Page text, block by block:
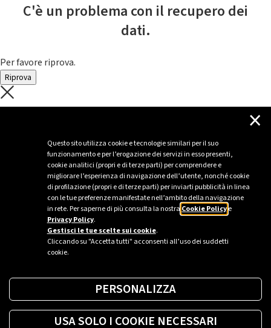
Questo sito utilizza cookie e tecnologie similari per il suo
funzionamento e per l’erogazione dei servizi in esso presenti,
cookie analitici (propri e di terze parti) per comprendere e
migliorare l’esperienza di navigazione dell’utente, nonché cookie
di profilazione (propri e di terze parti) per inviarti pubblicità in linea
con le tue preferenze manifestate nell’ambito della navigazione
in rete. Per saperne di più consulta la nostra Cookie Policye
Privacy Policy.
Gestisci le tue scelte sui cookie.
Cliccando su "Accetta tutti" acconsenti all’uso dei suddetti
cookie.
×
PERSONALIZZA
USA SOLO I COOKIE NECESSARI
C'è un problema con il recupero dei
dati.
Per favore riprova.
Riprova
C'è un problema con il recupero dei
Per favore riprova piú tardi
Sei un’azienda o una PA?
Trova la soluzione più giusta per te.
Richiedi una colonnina